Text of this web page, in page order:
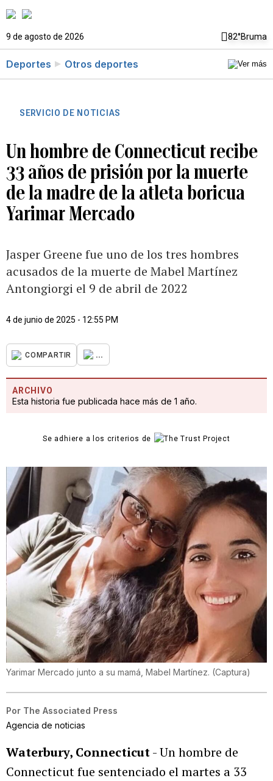
9 de agosto de 2026 82°Bruma
Deportes Otros deportes
SERVICIO DE NOTICIAS
Un hombre de Connecticut recibe
33 años de prisión por la muerte
de la madre de la atleta boricua
Yarimar Mercado
Jasper Greene fue uno de los tres hombres
acusados ​​de la muerte de Mabel Martínez
Antongiorgi el 9 de abril de 2022
4 de junio de 2025 - 12:55 PM
COMPARTIR ...
ARCHIVO
Esta historia fue publicada hace más de 1 año.
Se adhiere a los criterios de
Yarimar Mercado junto a su mamá, Mabel Martínez. (Captura)
Por The Associated Press
Agencia de noticias
Waterbury, Connecticut- Un hombre de
Connecticut fue sentenciado el martes a 33